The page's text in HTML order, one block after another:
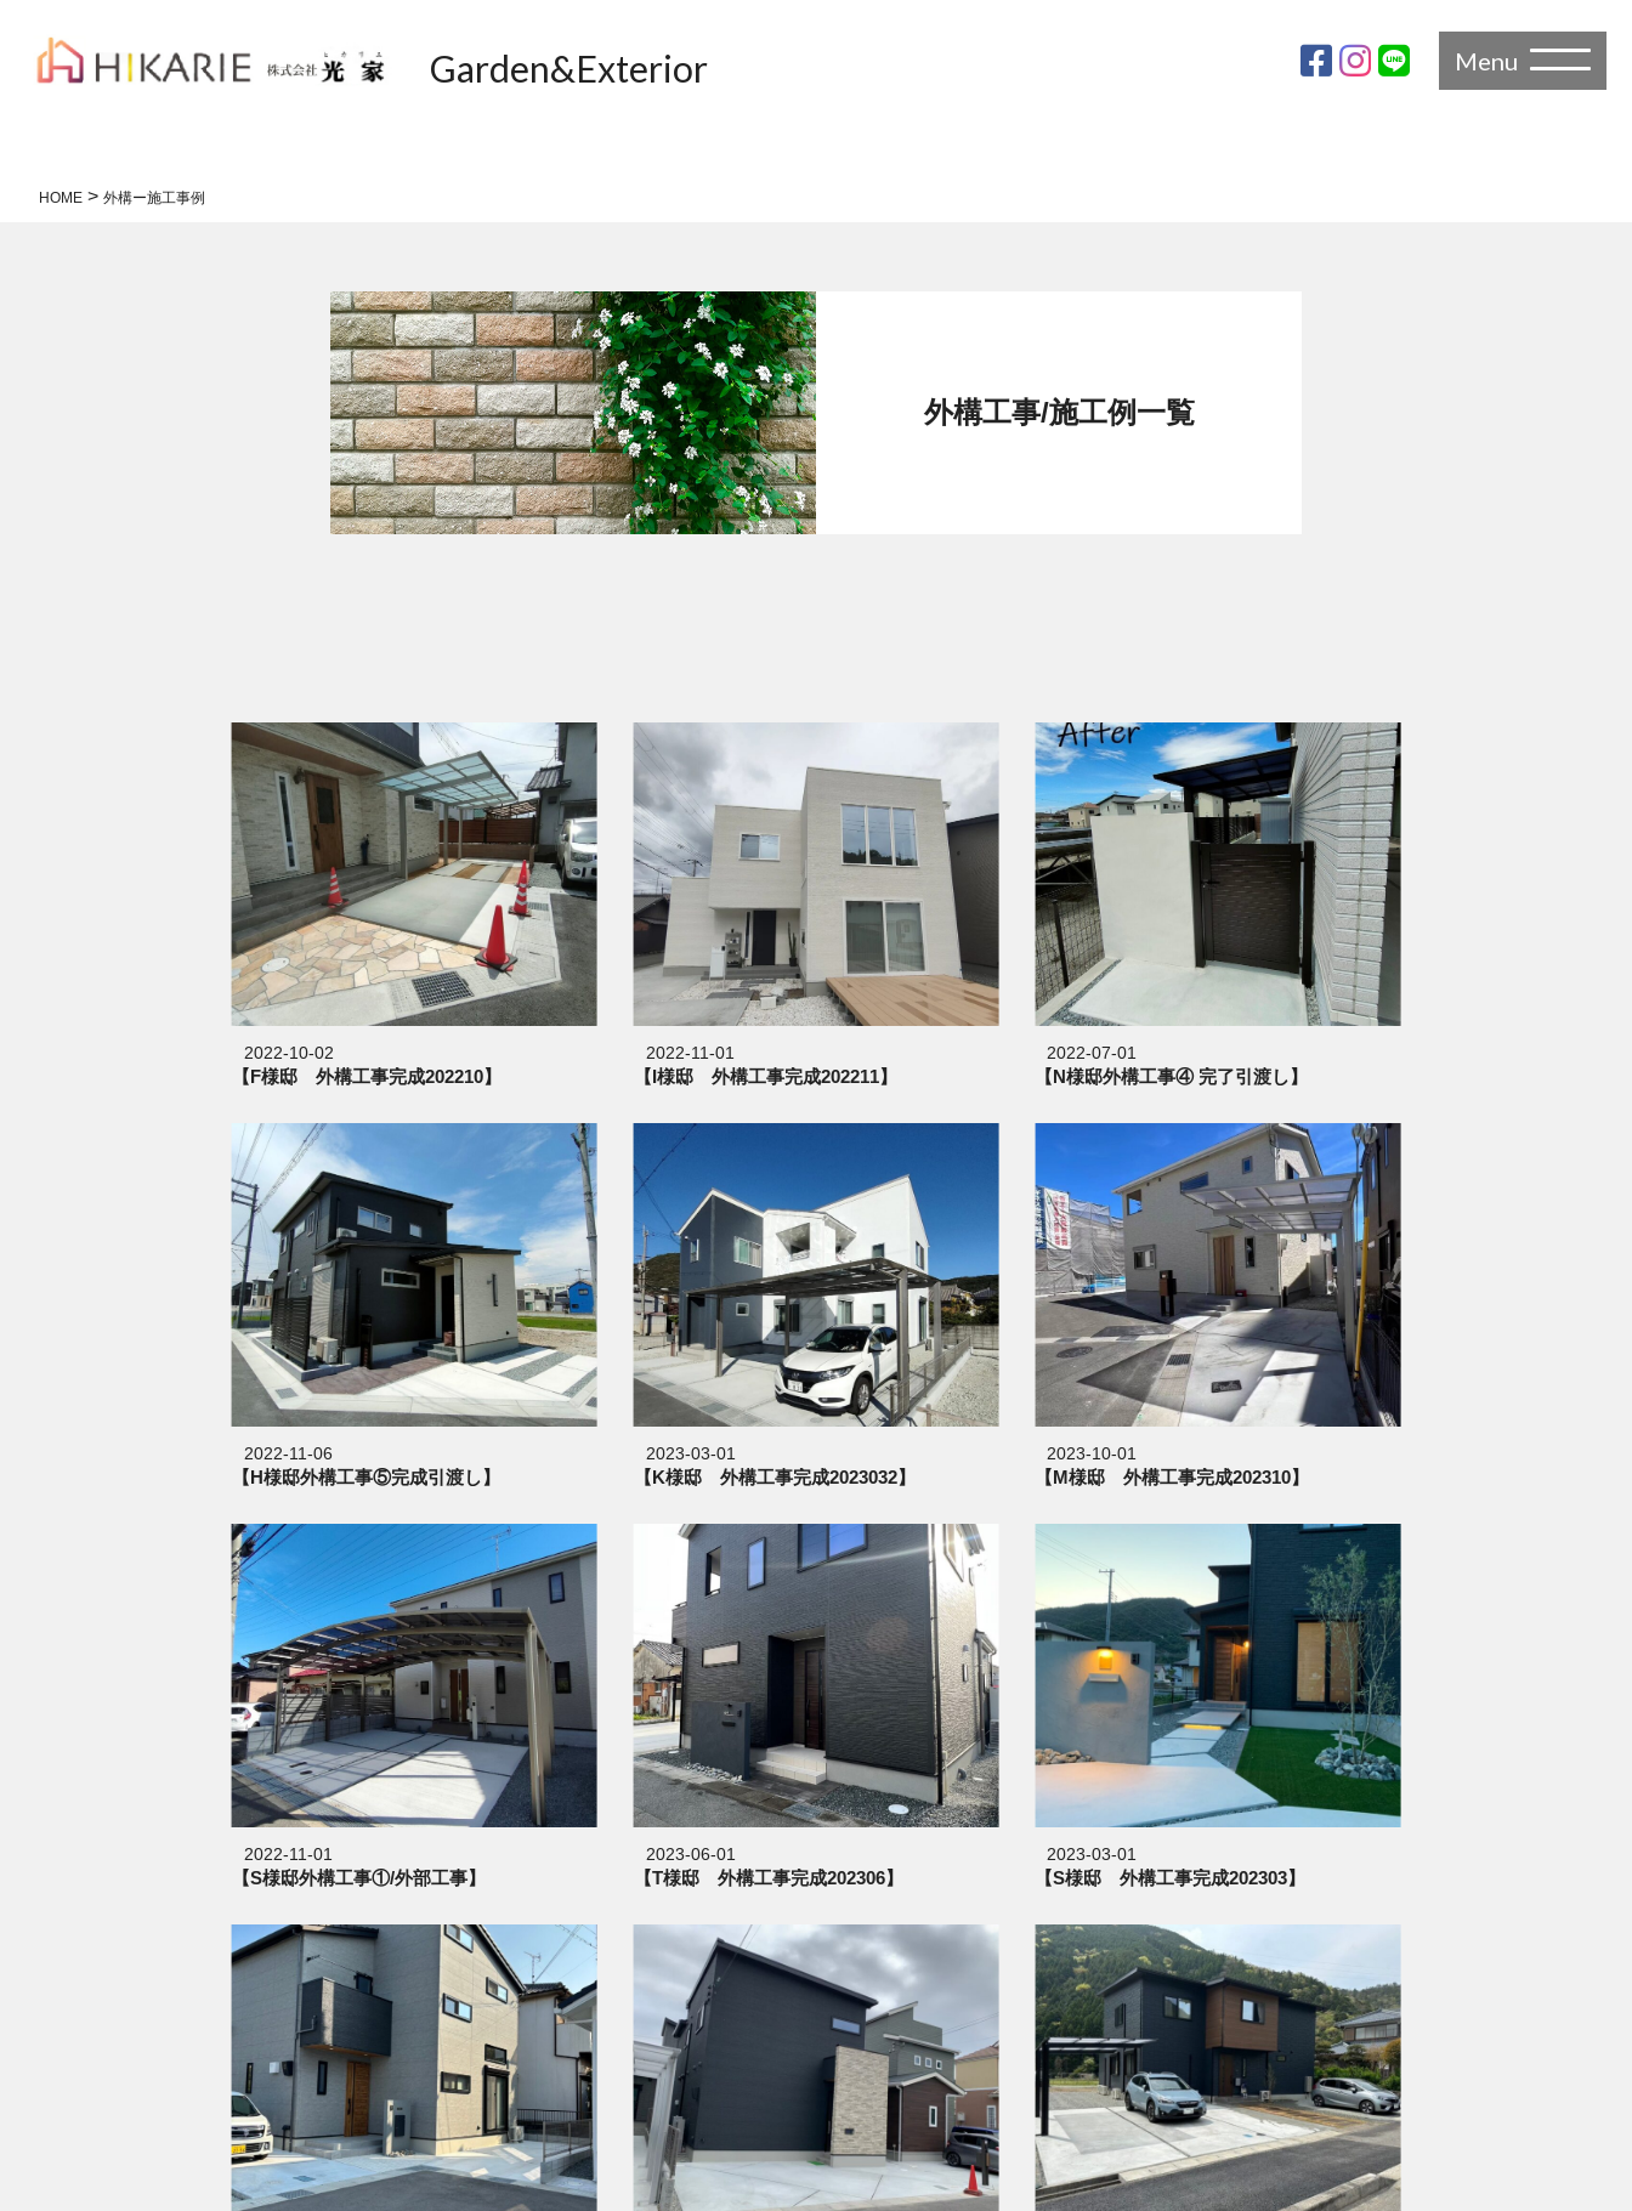
Garden&Exterior Menu
HOME > 外構ー施工事例
外構工事/施工例一覧
2022-10-02
【F様邸 外構工事完成202210】
2022-11-01
【I様邸 外構工事完成202211】
2022-07-01
【N様邸外構工事④ 完了引渡し】
2022-11-06
【H様邸外構工事⑤完成引渡し】
2023-03-01
【K様邸 外構工事完成2023032】
2023-10-01
【M様邸 外構工事完成202310】
2022-11-01
【S様邸外構工事①/外部工事】
2023-06-01
【T様邸 外構工事完成202306】
2023-03-01
【S様邸 外構工事完成202303】